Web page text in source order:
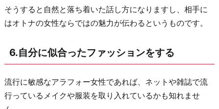
そうすると自然と落ち着いた話し方になりますし、相手に
はオトナの女性ならではの魅力が伝わるというものです。
6.自分に似合ったファッションをする
流行に敏感なアラフォー女性であれば、ネットや雑誌で流
行っているメイクや服装を取り入れているかも知れませ